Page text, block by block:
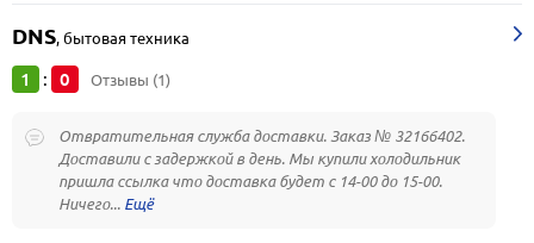
DNS,бытовая техника
1 : 0 Отзывы (1)
Отвратительная служба доставки. Заказ № 32166402.
Доставили с задержкой в день. Мы купили холодильник
пришла ссылка что доставка будет с 14-00 до 15-00.
Ничего...